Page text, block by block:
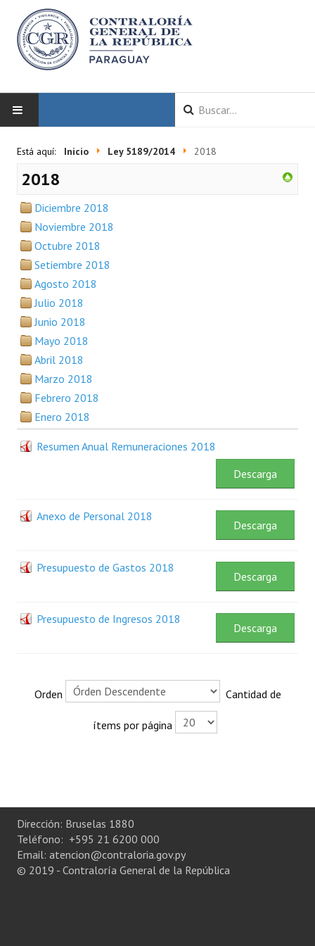
LA CGR
Autoridades
Misión y Visión
Marco Normativo
Organigrama
Plan Estratégico 2022 - 2026
Sistema de Gestión de Calidad
Memorias
Convenios
Resoluciones de Carácter General
Informe y Dictamen sobre el Informe Financiero del Ministerio de
Informes de Auditoría
Reporte de Hechos Punibles
Control de Vehículos del Estado
Informes de Evaluación del Plan de Mejoramiento
ODS
Está aquí: Inicio Ley 5189/2014 2018
2018
Diciembre 2018
Noviembre 2018
Octubre 2018
Setiembre 2018
Agosto 2018
Julio 2018
Junio 2018
Mayo 2018
Abril 2018
Marzo 2018
Febrero 2018
Enero 2018
Resumen Anual Remuneraciones 2018
Descarga
Anexo de Personal 2018
Descarga
Presupuesto de Gastos 2018
Descarga
Presupuesto de Ingresos 2018
Descarga
Orden Cantidad de
ítems por página
Dirección: Bruselas 1880
Teléfono: +595 21 6200 000
Email: atencion@contraloria.gov.py
© 2019 - Contraloría General de la República